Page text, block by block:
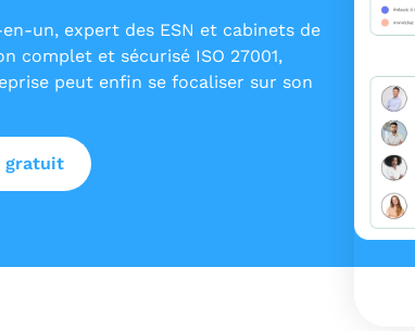
un, expert des ESN et cabinets de
complet et sécurisé ISO 27001,
peut enfin se focaliser sur son
gratuit